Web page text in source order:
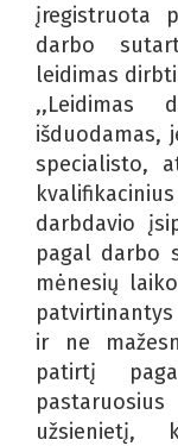
įregistruota
darbo
leidimas
,,Leidimas
išduodamas,
specialisto,
darbdavio
pagal darbo
mėnesių
ir ne
patirtį
užsienietį,